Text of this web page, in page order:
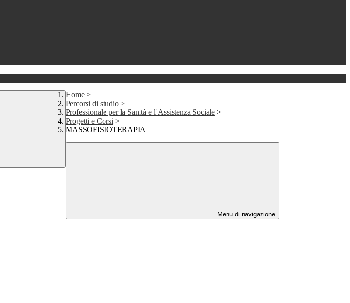
Home >
Percorsi di studio >
Professionale per la Sanità e l’Assistenza Sociale >
Progetti e Corsi >
MASSOFISIOTERAPIA
Menu di navigazione